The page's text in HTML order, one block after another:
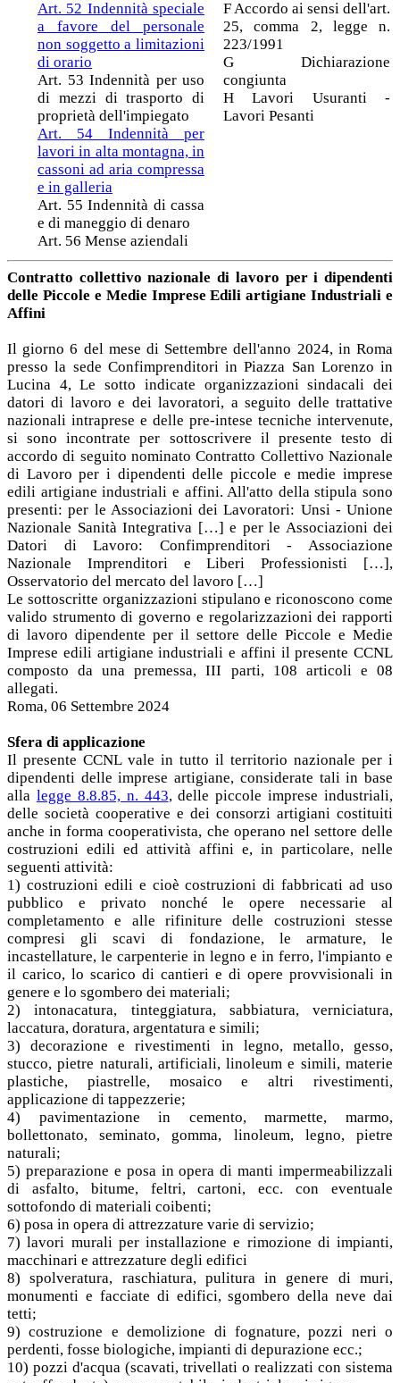
Art. 52 Indennità speciale
a favore del personale
non soggetto a limitazioni
di orario
Art. 53 Indennità per uso
di mezzi di trasporto di
proprietà dell'impiegato
Art. 54 Indennità per
lavori in alta montagna, in
cassoni ad aria compressa
e in galleria
Art. 55 Indennità di cassa
e di maneggio di denaro
Art. 56 Mense aziendali
F Accordo ai sensi dell'art.
25, comma 2, legge n.
223/1991
G Dichiarazione
congiunta
H Lavori Usuranti -
Lavori Pesanti
Contratto collettivo nazionale di lavoro per i dipendenti
delle Piccole e Medie Imprese Edili artigiane Industriali e
Affini
Il giorno 6 del mese di Settembre dell'anno 2024, in Roma
presso la sede Confimprenditori in Piazza San Lorenzo in
Lucina 4, Le sotto indicate organizzazioni sindacali dei
datori di lavoro e dei lavoratori, a seguito delle trattative
nazionali intraprese e delle pre-intese tecniche intervenute,
si sono incontrate per sottoscrivere il presente testo di
accordo di seguito nominato Contratto Collettivo Nazionale
di Lavoro per i dipendenti delle piccole e medie imprese
edili artigiane industriali e affini. All'atto della stipula sono
presenti: per le Associazioni dei Lavoratori: Unsi - Unione
Nazionale Sanità Integrativa […] e per le Associazioni dei
Datori di Lavoro: Confimprenditori - Associazione
Nazionale Imprenditori e Liberi Professionisti […],
Osservatorio del mercato del lavoro […]
Le sottoscritte organizzazioni stipulano e riconoscono come
valido strumento di governo e regolarizzazioni dei rapporti
di lavoro dipendente per il settore delle Piccole e Medie
Imprese edili artigiane industriali e affini il presente CCNL
composto da una premessa, III parti, 108 articoli e 08
allegati.
Roma, 06 Settembre 2024
Sfera di applicazione
Il presente CCNL vale in tutto il territorio nazionale per i
dipendenti delle imprese artigiane, considerate tali in base
alla legge 8.8.85, n. 443, delle piccole imprese industriali,
delle società cooperative e dei consorzi artigiani costituiti
anche in forma cooperativista, che operano nel settore delle
costruzioni edili ed attività affini e, in particolare, nelle
seguenti attività:
1) costruzioni edili e cioè costruzioni di fabbricati ad uso
pubblico e privato nonché le opere necessarie al
completamento e alle rifiniture delle costruzioni stesse
compresi gli scavi di fondazione, le armature, le
incastellature, le carpenterie in legno e in ferro, l'impianto e
il carico, lo scarico di cantieri e di opere provvisionali in
genere e lo sgombero dei materiali;
2) intonacatura, tinteggiatura, sabbiatura, verniciatura,
laccatura, doratura, argentatura e simili;
3) decorazione e rivestimenti in legno, metallo, gesso,
stucco, pietre naturali, artificiali, linoleum e simili, materie
plastiche, piastrelle, mosaico e altri rivestimenti,
applicazione di tappezzerie;
4) pavimentazione in cemento, marmette, marmo,
bollettonato, seminato, gomma, linoleum, legno, pietre
naturali;
5) preparazione e posa in opera di manti impermeabilizzali
di asfalto, bitume, feltri, cartoni, ecc. con eventuale
sottofondo di materiali coibenti;
6) posa in opera di attrezzature varie di servizio;
7) lavori murali per installazione e rimozione di impianti,
macchinari e attrezzature degli edifici
8) spolveratura, raschiatura, pulitura in genere di muri,
monumenti e facciate di edifici, sgombero della neve dai
tetti;
9) costruzione e demolizione di fognature, pozzi neri o
perdenti, fosse biologiche, impianti di depurazione ecc.;
10) pozzi d'acqua (scavati, trivellati o realizzati con sistema